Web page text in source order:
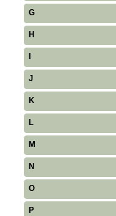
G
H
J
K
L
M
N
O
P